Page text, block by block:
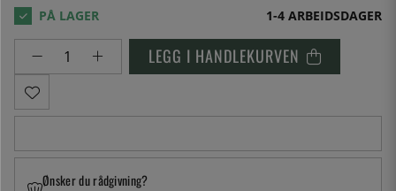
1-4 ARBEIDSDAGER
LEGG I HANDLEKURVEN
Ønsker du rådgivning?